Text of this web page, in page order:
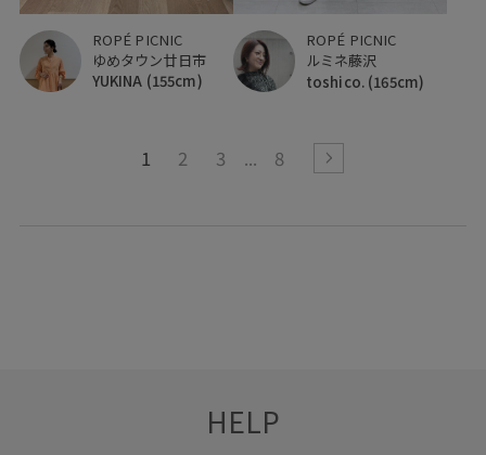
ROPÉ PICNIC
ゆめタウン廿日市
YUKINA (155cm)
ROPÉ PICNIC
ルミネ藤沢
toshico. (165cm)
1 2 3 8
HELP